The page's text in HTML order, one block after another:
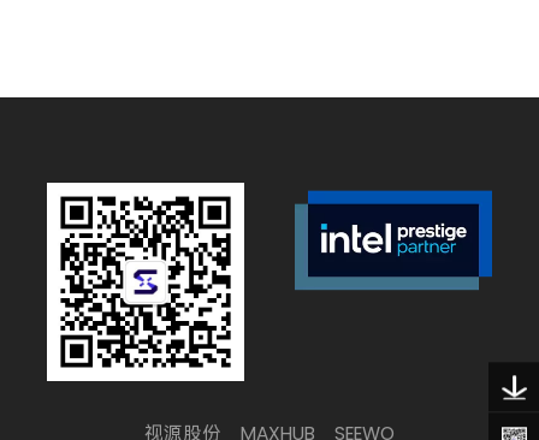
视源股份 MAXHUB SEEWO